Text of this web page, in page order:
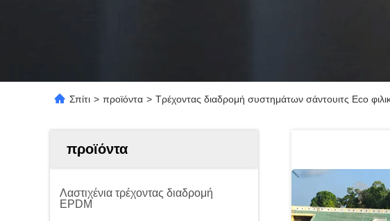
Σπίτι > προϊόντα > Τρέχοντας διαδρομή συστημάτων σάντουιτς Eco
προϊόντα
Λαστιχένια τρέχοντας διαδρομή
EPDM